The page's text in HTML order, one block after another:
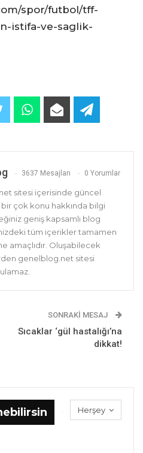
spor/futbol/tff-
istifa-ve-saglik-
3637 Mesajları 0 Yorumlar
sitesi içerisinde güncel
çok konu hakkında bilgi
geniş kapsamlı blog
tüm içerikler tamamen
amaçlıdır. Oluşabilecek
genelblog.net sitesi
SONRAKI MESAJ
Sıcaklar ‘gül hastalığı’na
dikkat!
Herşey